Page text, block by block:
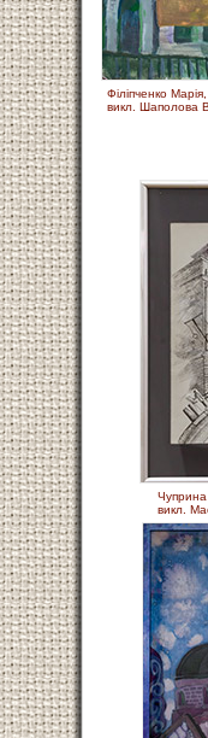
Філіпченко
викл. Шаполова
Чуприна
викл.